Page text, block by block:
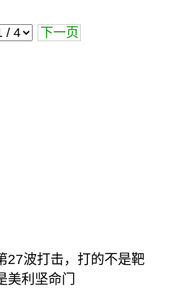
下一页
27波打击，打的不是靶
美利坚命门